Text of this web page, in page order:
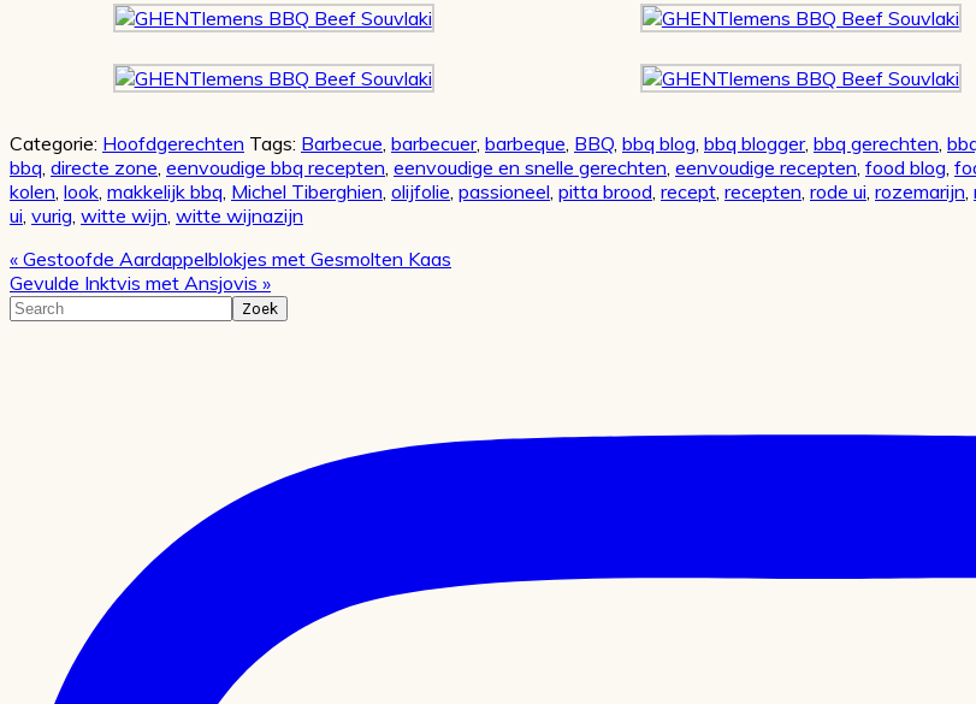
Categorie: Hoofdgerechten Tags: Barbecue barbecuer, barbeque BBQ bbq blog bbq blogger, bbq gerechten
bbq directe zone eenvoudige bbq recepten eenvoudige en snelle gerechten eenvoudige recepten food blog
kolen look makkelijk bbq Michel Tiberghien olijfolie passioneel pitta brood recept recepten rode ui rozemarijn
ui vurig witte wijn witte wijnazijn
Vorig
bericht:
« Gestoofde Aardappelblokjes met Gesmolten Kaas
Volgend
bericht:
Gevulde Inktvis met Ansjovis »
Primaire
Search